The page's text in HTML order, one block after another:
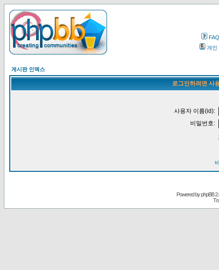
FAQ
개인
게시판 인덱스
로그인하려면 사
사용자 이름(id):
비밀번호:
Powered byphpBB